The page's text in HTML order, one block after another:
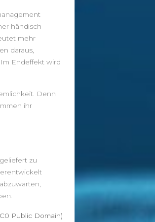
händisch
mehr
daraus,
Endeffekt wird
Denn
ihr
zu
Public Domain)
6500
mit 2.
Rate and
Small